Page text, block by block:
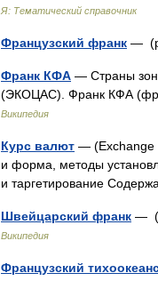
Я: Тематический справочник
Французский франк —
Франк КФА — Страны
(ЭКОЦАС). Франк КФА
Википедия
Курс валют — (Exchange
и форма, методы
и таргетирование
Швейцарский франк —
Википедия
Французский